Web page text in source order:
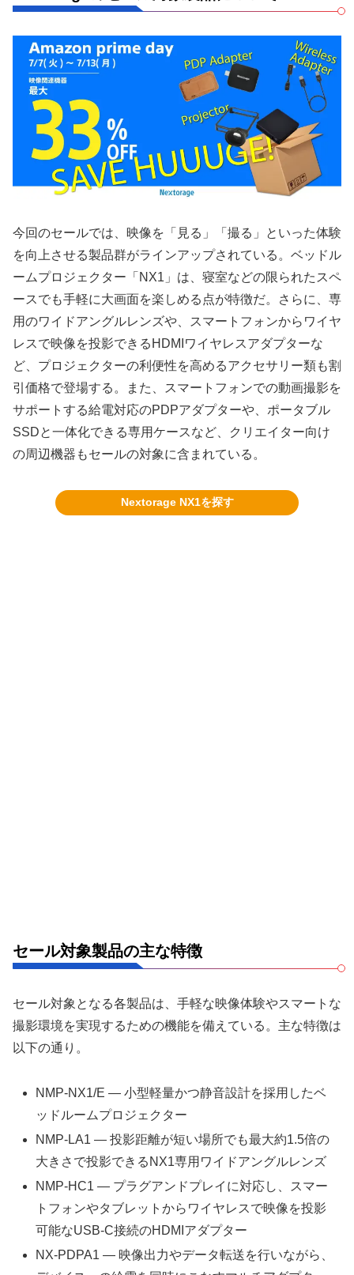
今回のセールでは、映像を「見る」「撮る」といった体験
を向上させる製品群がラインアップされている。ベッドル
ームプロジェクター「NX1」は、寝室などの限られたスペ
ースでも手軽に大画面を楽しめる点が特徴だ。さらに、専
用のワイドアングルレンズや、スマートフォンからワイヤ
レスで映像を投影できるHDMIワイヤレスアダプターな
ど、プロジェクターの利便性を高めるアクセサリー類も割
引価格で登場する。また、スマートフォンでの動画撮影を
サポートする給電対応のPDPアダプターや、ポータブル
SSDと一体化できる専用ケースなど、クリエイター向け
の周辺機器もセールの対象に含まれている。
Nextorage NX1を探す
セール対象製品の主な特徴
セール対象となる各製品は、手軽な映像体験やスマートな
撮影環境を実現するための機能を備えている。主な特徴は
以下の通り。
NMP-NX1/E — 小型軽量かつ静音設計を採用したベ
ッドルームプロジェクター
NMP-LA1 — 投影距離が短い場所でも最大約1.5倍の
大きさで投影できるNX1専用ワイドアングルレンズ
NMP-HC1 — プラグアンドプレイに対応し、スマー
トフォンやタブレットからワイヤレスで映像を投影
可能なUSB-C接続のHDMIアダプター
NX-PDPA1 — 映像出力やデータ転送を行いながら、